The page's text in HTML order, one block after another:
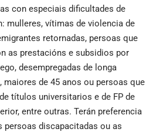
con especiais dificultades de
mulleres, vítimas de violencia de
retornadas, persoas que
as prestacións e subsidios por
desempregadas de longa
maiores de 45 anos ou persoas que
títulos universitarios e de FP de
entre outras. Terán preferencia
persoas discapacitadas ou as